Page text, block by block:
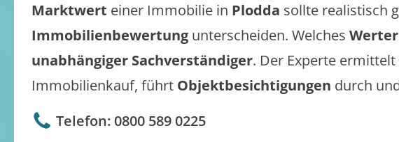
Marktwert einer Immobilie in Plodda sollte realistisch
Immobilienbewertung unterscheiden. Welches
unabhängiger Sachverständiger. Der Experte
Immobilienkauf, führt Objektbesichtigungen durch
Telefon: 0800 589 0225